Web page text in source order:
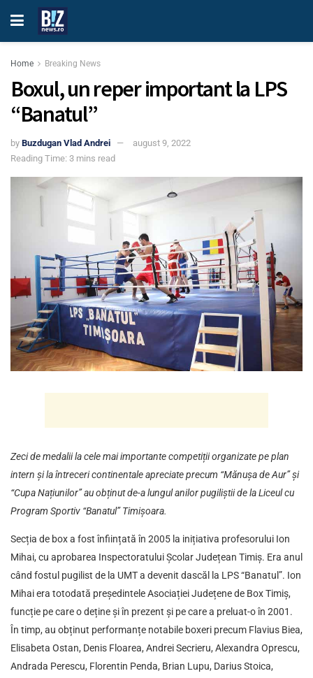
Home Breaking News
Boxul, un reper important la LPS
“Banatul”
by Buzdugan Vlad Andrei
august 9, 2022
Reading Time: 3 mins read
Zeci de medalii la cele mai importante competiții organizate pe plan
intern și la întreceri continentale apreciate precum “Mănușa de Aur” și
“Cupa Națiunilor” au obținut de-a lungul anilor pugiliștii de la Liceul cu
Program Sportiv “Banatul” Timișoara.
Secția de box a fost înființată în 2005 la inițiativa profesorului Ion
Mihai, cu aprobarea Inspectoratului Școlar Județean Timiș. Era anul
când fostul pugilist de la UMT a devenit dascăl la LPS “Banatul”. Ion
Mihai era totodată președintele Asociației Județene de Box Timiș,
funcție pe care o deține și în prezent și pe care a preluat-o în 2001.
În timp, au obținut performanțe notabile boxeri precum Flavius Biea,
Elisabeta Ostan, Denis Floarea, Andrei Secrieru, Alexandra Oprescu,
Andrada Perescu, Florentin Penda, Brian Lupu, Darius Stoica,